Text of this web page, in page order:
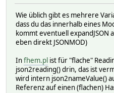
Wie üblich gibt es mehrere
dass du das innerhalb eines
kommt eventuell expandJSON
eben direkt JSONMOD)
Infhem.pl ist für "flache"
json2reading() drin, das ist
wird intern json2nameValue()
Referenz auf einen (flachen)